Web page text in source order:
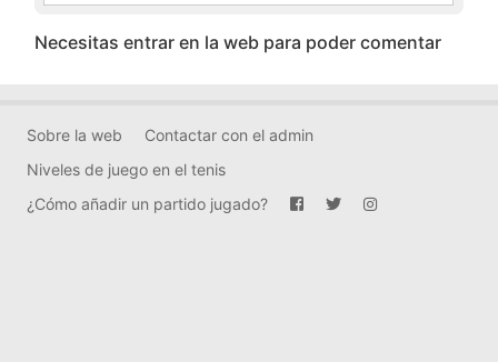
Necesitas entrar en la web para poder comentar
Sobre la web
Contactar con el admin
Niveles de juego en el tenis
¿Cómo añadir un partido jugado?